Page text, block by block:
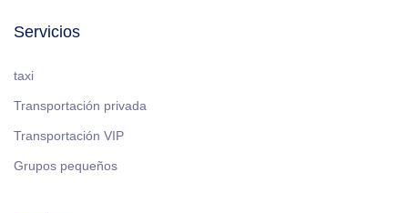
Servicios
taxi
Transportación privada
Transportación VIP
Grupos pequeños